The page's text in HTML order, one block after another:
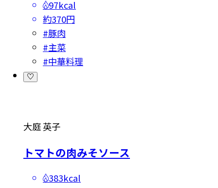
97kcal
約370円
#豚肉
#主菜
#中華料理
大庭 英子
トマトの肉みそソース
383kcal